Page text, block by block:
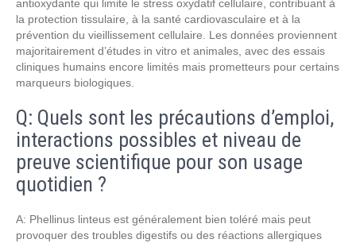
antioxydante qui limite le stress oxydatif cellulaire, contribuant à
la protection tissulaire, à la santé cardiovasculaire et à la
prévention du vieillissement cellulaire. Les données proviennent
majoritairement d’études in vitro et animales, avec des essais
cliniques humains encore limités mais prometteurs pour certains
marqueurs biologiques.
Q: Quels sont les précautions d’emploi,
interactions possibles et niveau de
preuve scientifique pour son usage
quotidien ?
A: Phellinus linteus est généralement bien toléré mais peut
provoquer des troubles digestifs ou des réactions allergiques